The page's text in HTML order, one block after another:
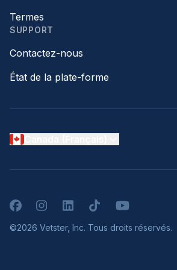
Termes
SUPPORT
Contactez-nous
État de la plate-forme
FacebookInstagramLinkedInTikTokYouTube
©2026 Vetster, Inc. Tous droits réservés.